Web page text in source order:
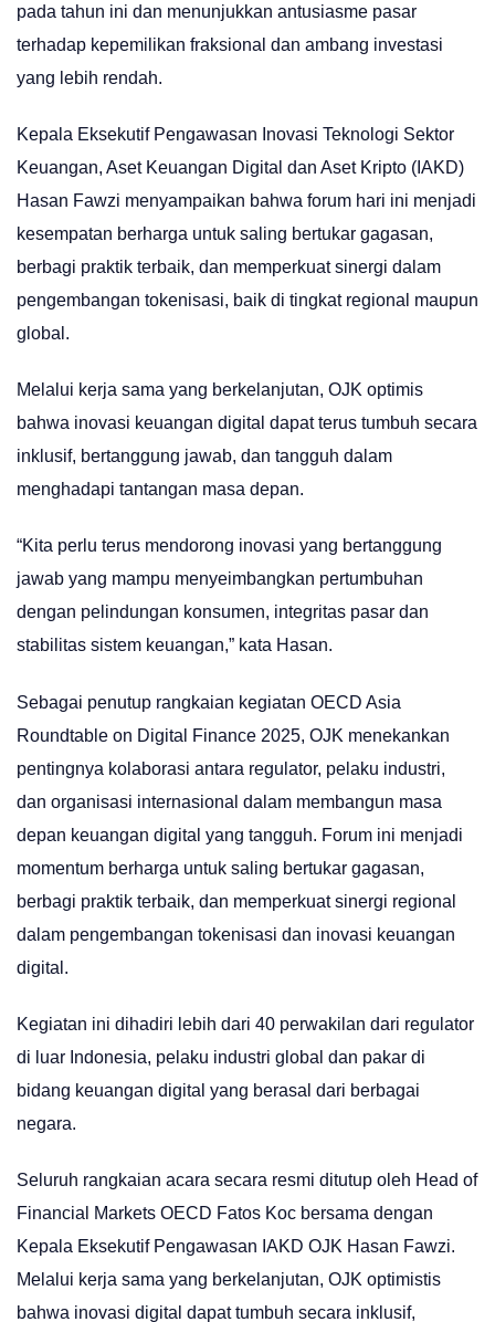
pada tahun ini dan menunjukkan antusiasme pasar
terhadap kepemilikan fraksional dan ambang investasi
yang lebih rendah.
Kepala Eksekutif Pengawasan Inovasi Teknologi Sektor
Keuangan, Aset Keuangan Digital dan Aset Kripto (IAKD)
Hasan Fawzi menyampaikan bahwa forum hari ini menjadi
kesempatan berharga untuk saling bertukar gagasan,
berbagi praktik terbaik, dan memperkuat sinergi dalam
pengembangan tokenisasi, baik di tingkat regional maupun
global.
Melalui kerja sama yang berkelanjutan, OJK optimis
bahwa inovasi keuangan digital dapat terus tumbuh secara
inklusif, bertanggung jawab, dan tangguh dalam
menghadapi tantangan masa depan.
“Kita perlu terus mendorong inovasi yang bertanggung
jawab yang mampu menyeimbangkan pertumbuhan
dengan pelindungan konsumen, integritas pasar dan
stabilitas sistem keuangan,” kata Hasan.
Sebagai penutup rangkaian kegiatan OECD Asia
Roundtable on Digital Finance 2025, OJK menekankan
pentingnya kolaborasi antara regulator, pelaku industri,
dan organisasi internasional dalam membangun masa
depan keuangan digital yang tangguh. Forum ini menjadi
momentum berharga untuk saling bertukar gagasan,
berbagi praktik terbaik, dan memperkuat sinergi regional
dalam pengembangan tokenisasi dan inovasi keuangan
digital.
Kegiatan ini dihadiri lebih dari 40 perwakilan dari regulator
di luar Indonesia, pelaku industri global dan pakar di
bidang keuangan digital yang berasal dari berbagai
negara.
Seluruh rangkaian acara secara resmi ditutup oleh Head of
Financial Markets OECD Fatos Koc bersama dengan
Kepala Eksekutif Pengawasan IAKD OJK Hasan Fawzi.
Melalui kerja sama yang berkelanjutan, OJK optimistis
bahwa inovasi digital dapat tumbuh secara inklusif,